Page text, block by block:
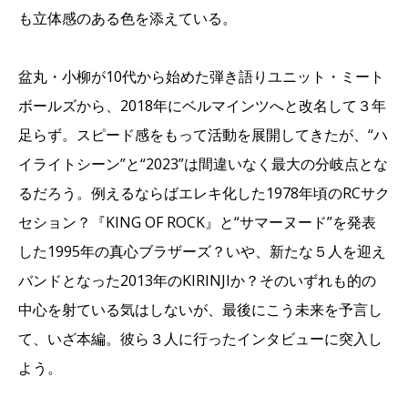
も立体感のある色を添えている。
盆丸・小柳が10代から始めた弾き語りユニット・ミート
ボールズから、2018年にベルマインツへと改名して３年
足らず。スピード感をもって活動を展開してきたが、“ハ
イライトシーン”と“2023”は間違いなく最大の分岐点とな
るだろう。例えるならばエレキ化した1978年頃のRCサク
セション？『KING OF ROCK』と“サマーヌード”を発表
した1995年の真心ブラザーズ？いや、新たな５人を迎え
バンドとなった2013年のKIRINJIか？そのいずれも的の
中心を射ている気はしないが、最後にこう未来を予言し
て、いざ本編。彼ら３人に行ったインタビューに突入し
よう。